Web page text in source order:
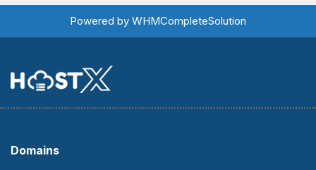
Powered by WHMCompleteSolution
Domains